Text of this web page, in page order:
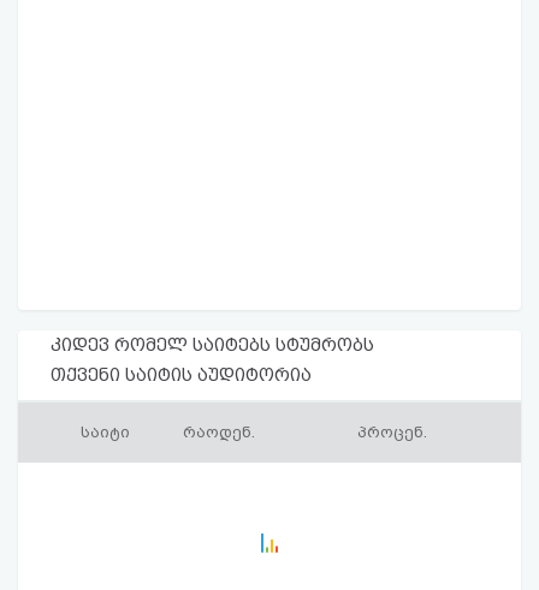
კიდევ რომელ საიტებს სტუმრობს
თქვენი საიტის აუდიტორია
საიტი რაოდენ. პროცენ.